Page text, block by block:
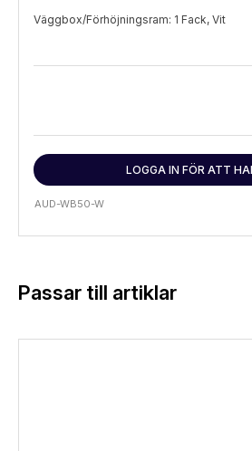
Väggbox/Förhöjningsram: 1 Fack, Vit
LOGGA IN FÖR ATT
AUD-WB50-W
Passar till artiklar